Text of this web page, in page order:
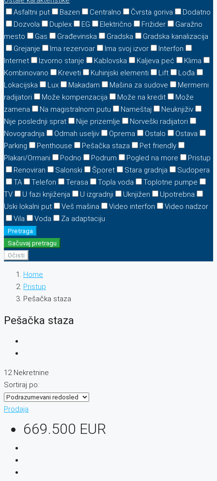
Asfaltni put
Bazen Centralno Čvrsta goriva
Dodatno
Dozvola
Duplex EG Električno Frižider
Garažno
mesto
Gas Građevinska Gradska
Gradska kanalizacija
Grejanje
Ima rezervoar Ima svoj izvor
Interfon
Internet
Izvorno stanje Kablovska Kaljeva peć
Klima
Kombinovano
Kreveti Kuhinjski elementi Lift
Lođa
Lokacijska
Lux Makadam Mašina za sudove
Mermerni
radijatori
Može kompenzacija Može na kredit
Može
zamena
Na magistralnom putu Nameštaj
Neuknjiživ
Nije poslednji sprat
Nije prizemlje
Norveški radijatori
Novogradnja
Odmah useljiv Oprema Ostalo
Ostava
Parking
Penthouse Pešačka staza
Pet friendly
Plakari/Ormani
Podno Podrum Pogled na more
Pristup
Renoviran
Salonski Šporet Stara gradnja
Sudopera
TA
Telefon Terasa Topla voda
Toplotne pumpe
TV
U fazi knjiženja U izgradnji Uknjižen
Upotrebna
Uski lokalni put
Veš mašina Video interfon
Video nadzor
Vila
Voda Za adaptaciju
Pretraga
Sačuvaj pretragu
Očisti
Home
Pristup
Pešačka staza
Pešačka staza
12 Nekretnine
Sortiraj po:
Prodaja
669.500 EUR